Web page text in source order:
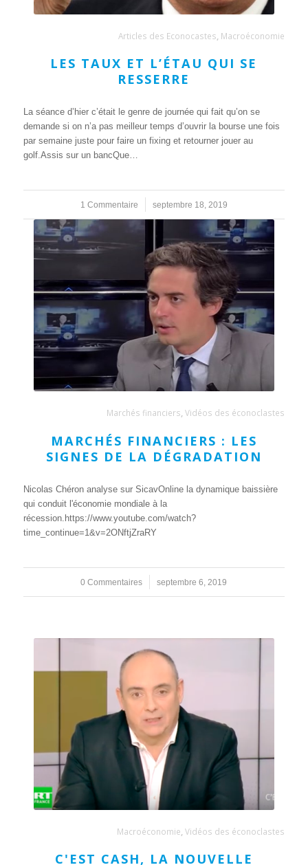
Articles des Econocastes Macroéconomie
LES TAUX ET L’ÉTAU QUI SE
RESSERRE
La séance d’hier c’était le genre de journée qui fait qu’on se
demande si on n’a pas meilleur temps d’ouvrir la bourse une fois
par semaine juste pour faire un fixing et retourner jouer au
golf.Assis sur un bancQue…
1 Commentaire
/ septembre 18, 2019
Marchés financiers,Vidéos des éconoclastes
MARCHÉS FINANCIERS : LES
SIGNES DE LA DÉGRADATION
Nicolas Chéron analyse sur SicavOnline la dynamique baissière
qui conduit l'économie mondiale à la
récession.https://www.youtube.com/watch?
time_continue=1&v=2ONftjZraRY
0 Commentaires
/ septembre 6, 2019
Macroéconomie ,Vidéos des éconoclastes
C'EST CASH, LA NOUVELLE